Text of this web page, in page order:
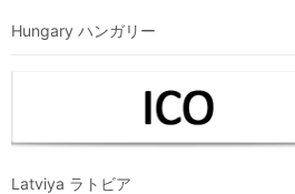
Hungary ハンガリー
Latviya ラトビア